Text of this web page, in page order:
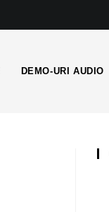
DEMO-URI AUDIO